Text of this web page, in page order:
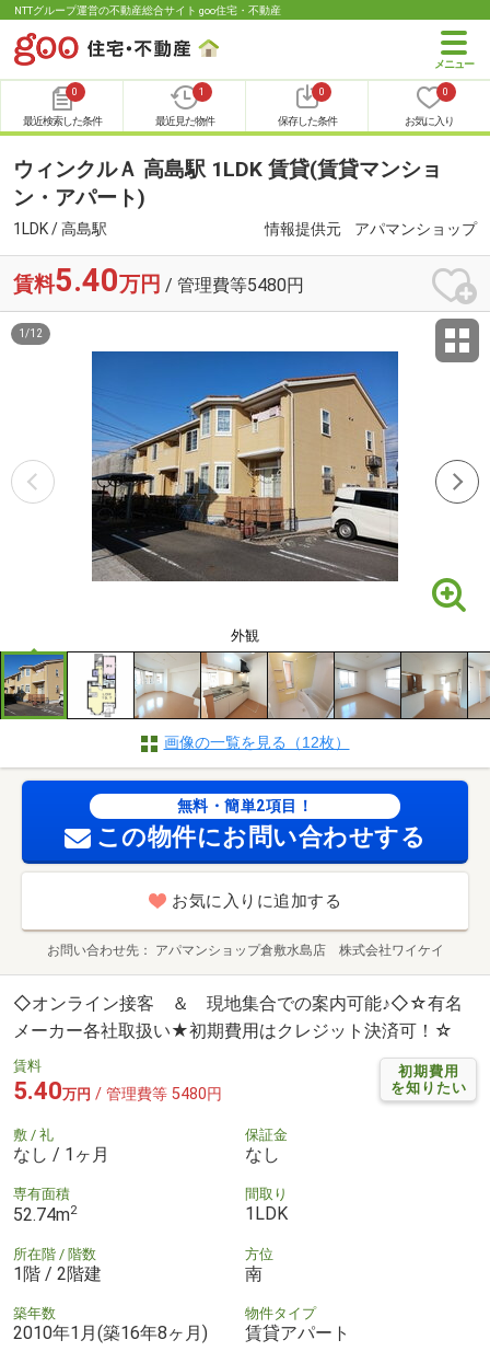
NTTグループ運営の不動産総合サイト goo住宅・不動産
0
最近検索した条件
1
最近見た物件
0
保存した条件
0
お気に入り
ウィンクルＡ 高島駅 1LDK 賃貸(賃貸マンショ
ン・アパート)
1LDK / 高島駅 情報提供元 アパマンショップ
賃料5.40万円 / 管理費等5480円
外観
1 /12
画像の一覧を見る（12枚）
無料・簡単2項目！
この物件にお問い合わせする
お気に入りに追加する
お問い合わせ先 アパマンショップ倉敷水島店 株式会社ワイケイ
◇オンライン接客 ＆ 現地集合での案内可能♪◇☆有名
メーカー各社取扱い★初期費用はクレジット決済可！☆
初期費用
を知りたい
賃料
5.40万円 / 管理費等 5480円
敷 / 礼
なし / 1ヶ月
保証金
なし
専有面積
52.74m2
間取り
1LDK
所在階 / 階数
1階 / 2階建
方位
南
築年数
2010年1月(築16年8ヶ月)
物件タイプ
賃貸アパート